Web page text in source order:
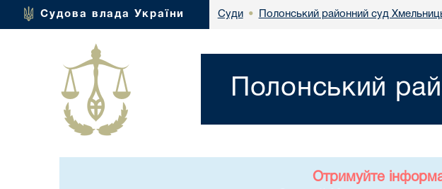
Судова влада України Суди • Полонський районний суд
Полонський
Отримуйте